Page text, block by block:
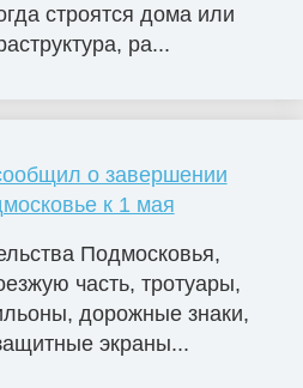
строятся дома или
ра...
о завершении
к 1 мая
Подмосковья,
часть, тротуары,
дорожные знаки,
экраны...